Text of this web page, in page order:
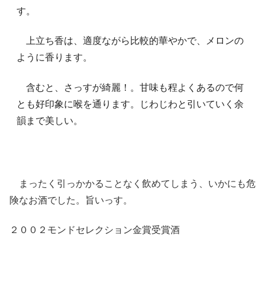
す。
上立ち香は、適度ながら比較的華やかで、メロンの
ように香ります。
含むと、さっすが綺麗！。甘味も程よくあるので何
とも好印象に喉を通ります。じわじわと引いていく余
韻まで美しい。
まったく引っかかることなく飲めてしまう、いかにも危
険なお酒でした。旨いっす。
２００２モンドセレクション金賞受賞酒